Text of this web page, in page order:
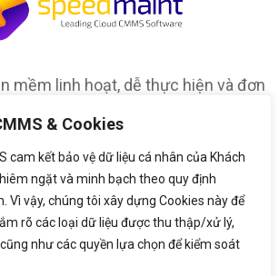
& Cookies
cam kết bảo vệ dữ liệu cá nhân của Khách
ngặt và minh bạch theo quy định
Vì vậy, chúng tôi xây dựng Cookies này để
rõ các loại dữ liệu được thu thập/xử lý,
như các quyền lựa chọn để kiểm soát
mềm linh hoạt, dễ thực hiện và đơn
bất kỳ loại tài sản nào